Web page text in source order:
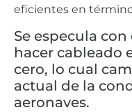
eficientes en
Se especula
hacer cableado
cero, lo cual
actual de la
aeronaves.